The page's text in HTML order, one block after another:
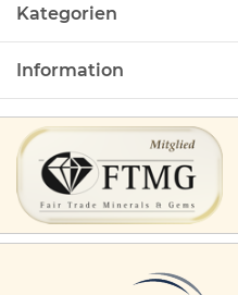
Kategorien
Information